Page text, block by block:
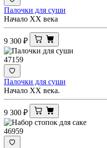
Палочки для суши
Начало XX века
9 300 ₽
47159
Палочки для суши
Начало XX века.
9 300 ₽
46959